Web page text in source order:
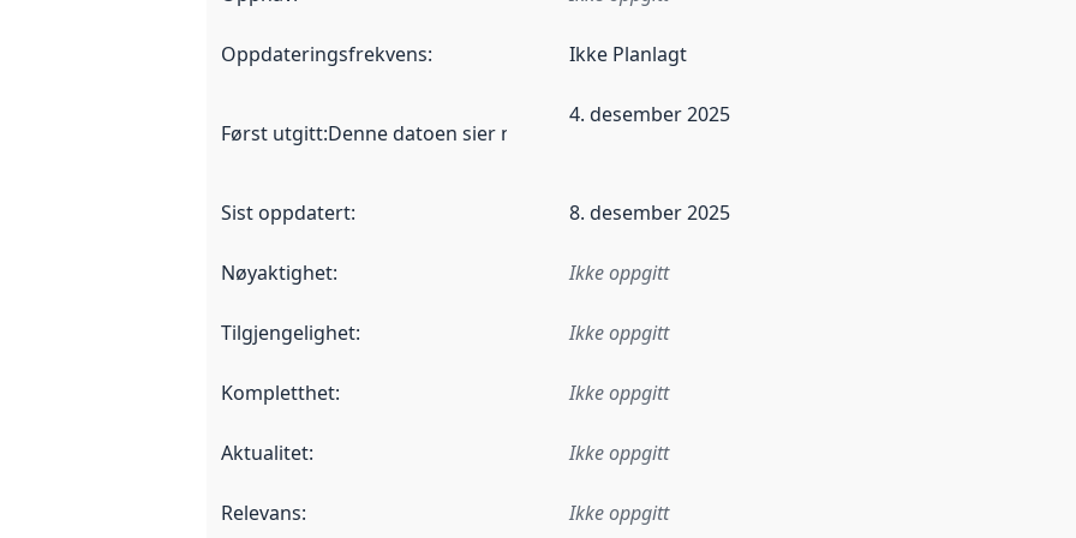
Oppdateringsfrekvens: Ikke Planlagt
Først utgitt:Denne datoen sier når dataene i dette datasettet første gang ble utgitt. Det kan
4. desember 2025
Sist oppdatert: 8. desember 2025
Nøyaktighet: Ikke oppgitt
Tilgjengelighet: Ikke oppgitt
Kompletthet: Ikke oppgitt
Aktualitet: Ikke oppgitt
Relevans: Ikke oppgitt